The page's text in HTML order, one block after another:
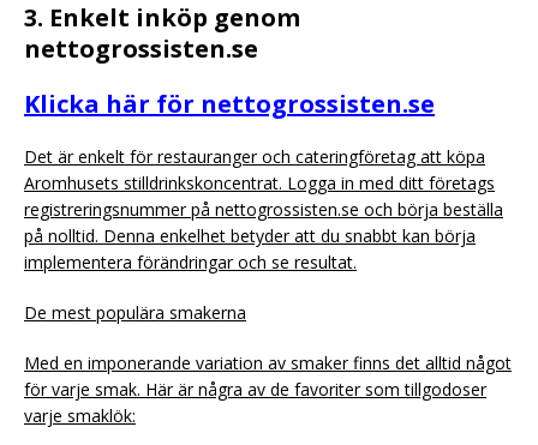
3. Enkelt inköp genom
nettogrossisten.se
Klicka här för nettogrossisten.se
Det är enkelt för restauranger och cateringföretag att köpa
Aromhusets stilldrinkskoncentrat. Logga in med ditt företags
registreringsnummer på nettogrossisten.se och börja beställa
på nolltid. Denna enkelhet betyder att du snabbt kan börja
implementera förändringar och se resultat.
De mest populära smakerna
Med en imponerande variation av smaker finns det alltid något
för varje smak. Här är några av de favoriter som tillgodoser
varje smaklök: